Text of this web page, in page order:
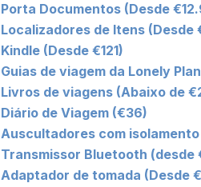
Porta Documentos (Desde
Localizadores de Itens (Desde
Kindle (Desde €121)
Guias de viagem da Lonely
Livros de viagens (Abaixo de
Diário de Viagem (€36)
Auscultadores com
Transmissor Bluetooth (desde
Adaptador de tomada (Desde